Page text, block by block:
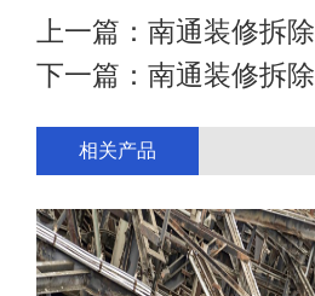
上一篇： 南通装修拆除
下一篇： 南通装修拆除
相关产品